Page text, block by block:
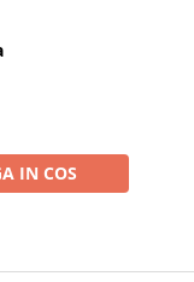
IN COS